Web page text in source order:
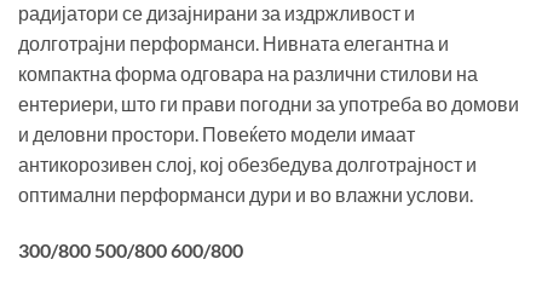
радијатори се дизајнирани за издржливост и
долготрајни перформанси. Нивната елегантна и
компактна форма одговара на различни стилови на
ентериери, што ги прави погодни за употреба во домови
и деловни простори. Повеќето модели имаат
антикорозивен слој, кој обезбедува долготрајност и
оптимални перформанси дури и во влажни услови.
300/800 500/800 600/800